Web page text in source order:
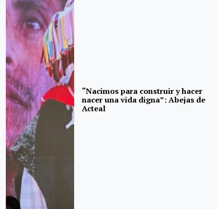
“Nacimos para construir y hacer
nacer una vida digna”: Abejas de
Acteal